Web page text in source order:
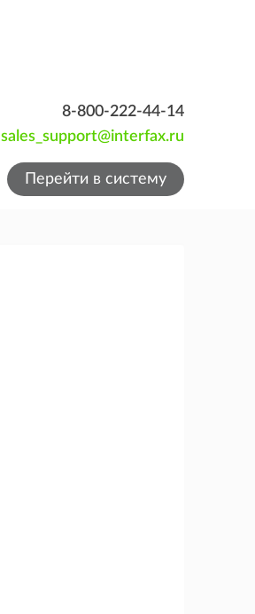
8-800-222-44-14
sales_support@interfax.ru
Перейти в систему